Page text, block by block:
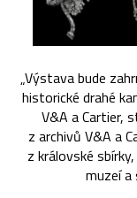
„Výstava bude
historické drahé
V&A a Cartier,
z archivů V&A a
z královské
muzeí a